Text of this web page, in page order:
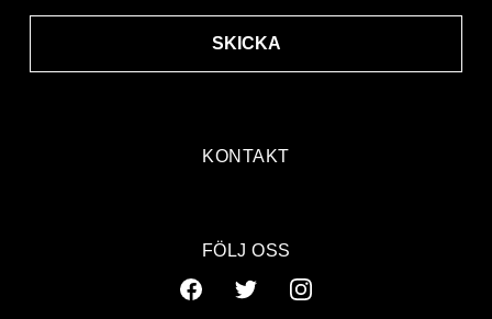
KONTAKT
SKICKA
FÖLJ OSS